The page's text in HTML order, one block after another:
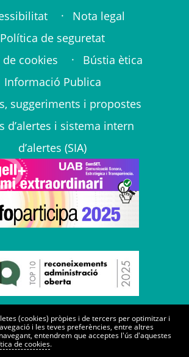
Nota legal
Política de seguretat
cookies
Bústia ètica
Informació Publica
suggeriments i propostes
d’alertes i sistema intern
d’alertes (SIA)
(cookies) pròpies i de tercers per optimitzar i
i les teves preferències, entre altres
entendrem que acceptes l'ús d'aquestes
de cookies.